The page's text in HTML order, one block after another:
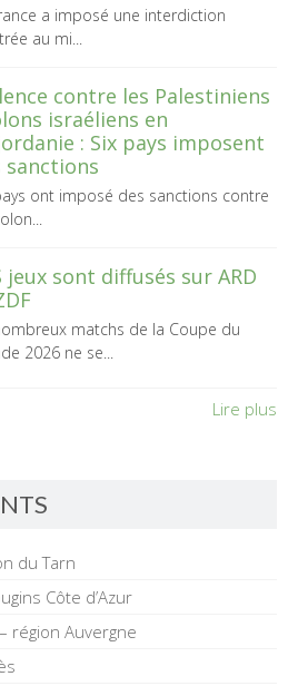
a imposé une interdiction
au mi...
contre les Palestiniens
israéliens en
: Six pays imposent
sanctions
ont imposé des sanctions contre
jeux sont diffusés sur ARD
matchs de la Coupe du
2026 ne se...
Lire plus
du Tarn
Côte d’Azur
région Auvergne